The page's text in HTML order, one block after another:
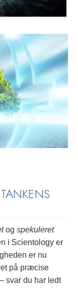
og spekuleret
i Scientology er
er nu
på præcise
svar du har ledt